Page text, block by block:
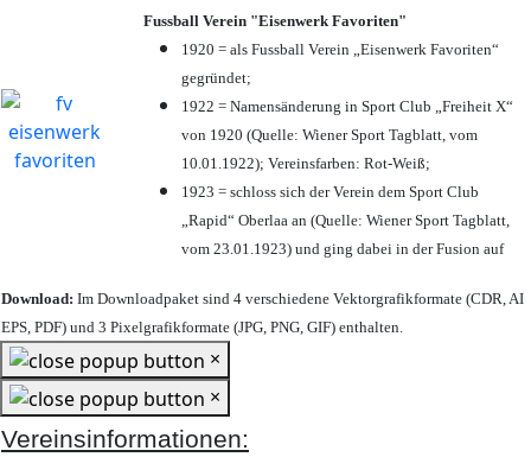
Fussball Verein "Eisenwerk Favoriten"
1920 = als Fussball Verein „Eisenwerk Favoriten“
gegründet;
1922 = Namensänderung in Sport Club „Freiheit X“
von 1920 (Quelle: Wiener Sport Tagblatt, vom
10.01.1922); Vereinsfarben: Rot-Weiß;
1923 = schloss sich der Verein dem Sport Club
„Rapid“ Oberlaa an (Quelle: Wiener Sport Tagblatt,
vom 23.01.1923) und ging dabei in der Fusion auf
Download: Im Downloadpaket sind 4 verschiedene Vektorgrafikformate (CDR, AI
EPS, PDF) und 3 Pixelgrafikformate (JPG, PNG, GIF) enthalten.
×
×
Vereinsinformationen: